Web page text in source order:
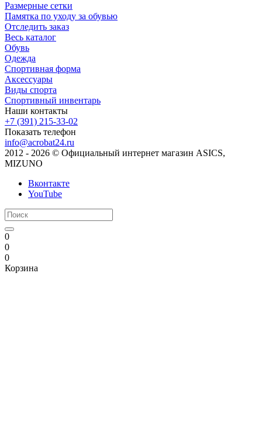
Размерные сетки
Памятка по уходу за обувью
Отследить заказ
Весь каталог
Обувь
Одежда
Спортивная форма
Аксессуары
Виды спорта
Спортивный инвентарь
Наши контакты
+7 (391) 215-33-02
Показать телефон
info@acrobat24.ru
2012 - 2026 © Официальный интернет магазин ASICS,
MIZUNO
Вконтакте
YouTube
0
0
0
Корзина